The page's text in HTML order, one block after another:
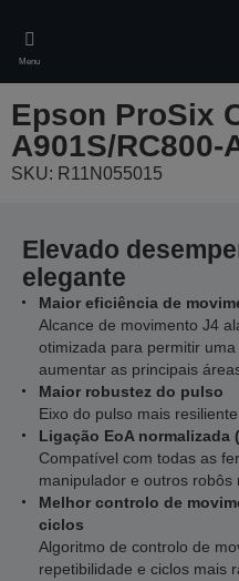
main
content
Menu
Epson ProSix
A901S/RC800-
SKU: R11N055015
Elevado
elegante
Maior eficiência de
Alcance de movimento J4
otimizada para permitir
aumentar as principais
Maior robustez do pulso
Eixo do pulso mais
Ligação EoA normalizada
Compatível com todas as
manipulador e outros robôs
Melhor controlo de
ciclos
Algoritmo de controlo de
repetibilidade e ciclos mais